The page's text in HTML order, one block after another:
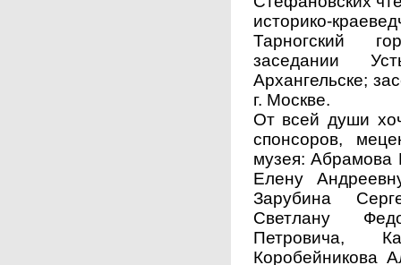
историко-
Тарногский
заседании
Архангельске;
г. Москве.
От всей души
спонсоров,
музея: Абрамова
Елену
Зарубина
Светлану
Петровича,
Коробейникова